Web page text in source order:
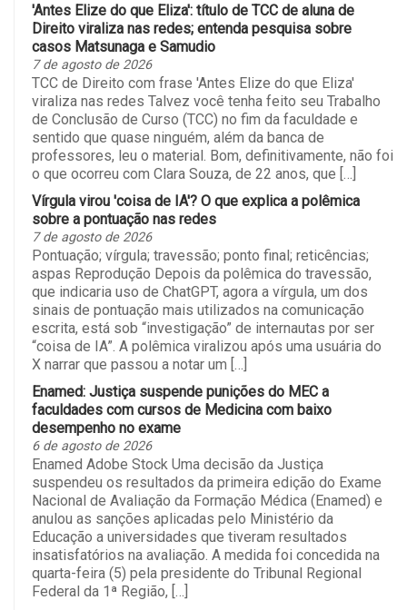
'Antes Elize do que Eliza': título de TCC de aluna de
Direito viraliza nas redes; entenda pesquisa sobre
casos Matsunaga e Samudio
7 de agosto de 2026
TCC de Direito com frase 'Antes Elize do que Eliza'
viraliza nas redes Talvez você tenha feito seu Trabalho
de Conclusão de Curso (TCC) no fim da faculdade e
sentido que quase ninguém, além da banca de
professores, leu o material. Bom, definitivamente, não foi
o que ocorreu com Clara Souza, de 22 anos, que […]
Vírgula virou 'coisa de IA'? O que explica a polêmica
sobre a pontuação nas redes
7 de agosto de 2026
Pontuação; vírgula; travessão; ponto final; reticências;
aspas Reprodução Depois da polêmica do travessão,
que indicaria uso de ChatGPT, agora a vírgula, um dos
sinais de pontuação mais utilizados na comunicação
escrita, está sob “investigação” de internautas por ser
“coisa de IA”. A polêmica viralizou após uma usuária do
X narrar que passou a notar um […]
Enamed: Justiça suspende punições do MEC a
faculdades com cursos de Medicina com baixo
desempenho no exame
6 de agosto de 2026
Enamed Adobe Stock Uma decisão da Justiça
suspendeu os resultados da primeira edição do Exame
Nacional de Avaliação da Formação Médica (Enamed) e
anulou as sanções aplicadas pelo Ministério da
Educação a universidades que tiveram resultados
insatisfatórios na avaliação. A medida foi concedida na
quarta-feira (5) pela presidente do Tribunal Regional
Federal da 1ª Região, […]